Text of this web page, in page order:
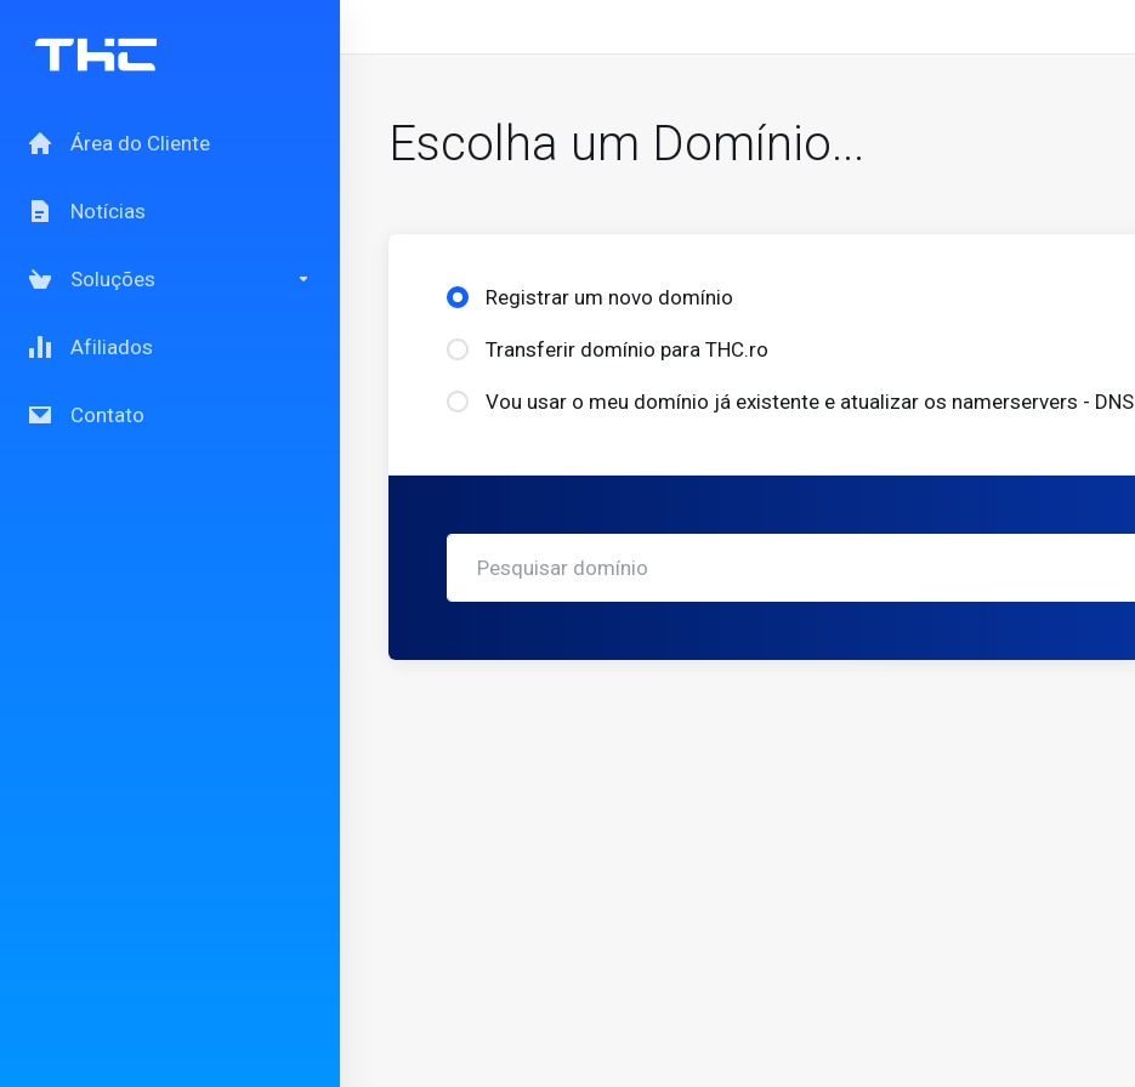
Área do Cliente
Notícias
Soluções
Afiliados
Contato
Escolha um Domínio...
Registrar um novo domínio
Transferir domínio para THC.ro
Vou usar o meu domínio já existente e atualizar os namerservers - DNS